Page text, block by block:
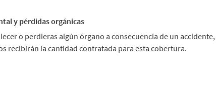
y pérdidas orgánicas
o perdieras algún órgano a consecuencia de un accidente,
recibirán la cantidad contratada para esta cobertura.